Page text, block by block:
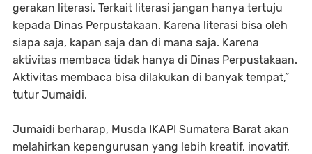
gerakan literasi. Terkait literasi jangan hanya tertuju
kepada Dinas Perpustakaan. Karena literasi bisa oleh
siapa saja, kapan saja dan di mana saja. Karena
aktivitas membaca tidak hanya di Dinas Perpustakaan.
Aktivitas membaca bisa dilakukan di banyak tempat,”
tutur Jumaidi.
Jumaidi berharap, Musda IKAPI Sumatera Barat akan
melahirkan kepengurusan yang lebih kreatif, inovatif,